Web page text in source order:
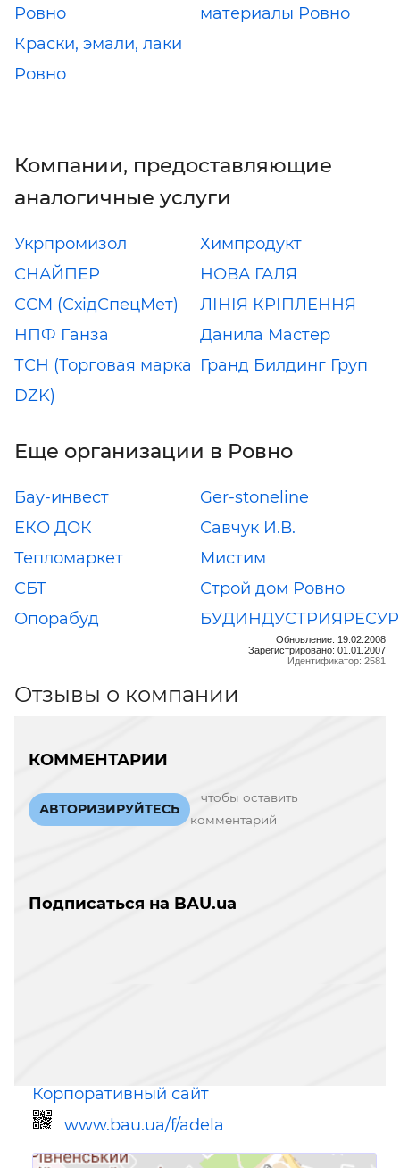
Ровно
материалы Ровно
Краски, эмали, лаки
Ровно
Компании, предоставляющие
аналогичные услуги
Укрпромизол
Химпродукт
СНАЙПЕР
НОВА ГАЛЯ
ССМ (СхідСпецМет)
ЛІНІЯ КРІПЛЕННЯ
НПФ Ганза
Данила Мастер
ТСН (Торговая марка
DZK)
Гранд Билдинг Груп
Еще организации в Ровно
Бау-инвест
Ger-stoneline
ЕКО ДОК
Савчук И.В.
Тепломаркет
Мистим
СБТ
Строй дом Ровно
Опорабуд
Обновление: 19.02.2008
Зарегистрировано: 01.01.2007
Идентификатор: 2581
Отзывы о компании
КОММЕНТАРИИ
АВТОРИЗИРУЙТЕСЬ
чтобы оставить
комментарий
Подписаться на BAU.ua
Корпоративный сайт
www.bau.ua/f/adela